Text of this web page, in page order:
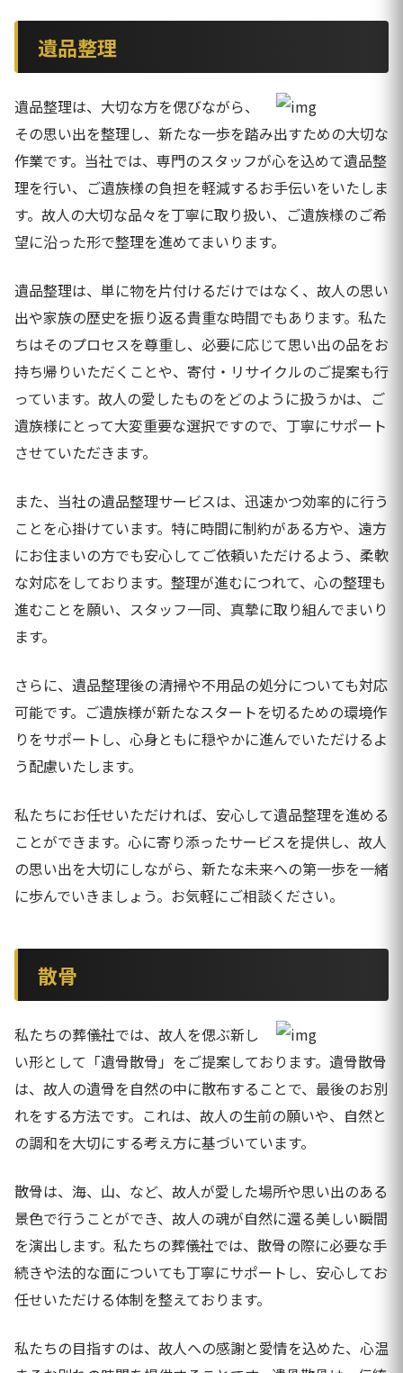
遺品整理
遺品整理は、大切な方を偲びながら、
その思い出を整理し、新たな一歩を踏み出すための大切な
作業です。当社では、専門のスタッフが心を込めて遺品整
理を行い、ご遺族様の負担を軽減するお手伝いをいたしま
す。故人の大切な品々を丁寧に取り扱い、ご遺族様のご希
望に沿った形で整理を進めてまいります。
遺品整理は、単に物を片付けるだけではなく、故人の思い
出や家族の歴史を振り返る貴重な時間でもあります。私た
ちはそのプロセスを尊重し、必要に応じて思い出の品をお
持ち帰りいただくことや、寄付・リサイクルのご提案も行
っています。故人の愛したものをどのように扱うかは、ご
遺族様にとって大変重要な選択ですので、丁寧にサポート
させていただきます。
また、当社の遺品整理サービスは、迅速かつ効率的に行う
ことを心掛けています。特に時間に制約がある方や、遠方
にお住まいの方でも安心してご依頼いただけるよう、柔軟
な対応をしております。整理が進むにつれて、心の整理も
進むことを願い、スタッフ一同、真摯に取り組んでまいり
ます。
さらに、遺品整理後の清掃や不用品の処分についても対応
可能です。ご遺族様が新たなスタートを切るための環境作
りをサポートし、心身ともに穏やかに進んでいただけるよ
う配慮いたします。
私たちにお任せいただければ、安心して遺品整理を進める
ことができます。心に寄り添ったサービスを提供し、故人
の思い出を大切にしながら、新たな未来への第一歩を一緒
に歩んでいきましょう。お気軽にご相談ください。
散骨
私たちの葬儀社では、故人を偲ぶ新し
い形として「遺骨散骨」をご提案しております。遺骨散骨
は、故人の遺骨を自然の中に散布することで、最後のお別
れをする方法です。これは、故人の生前の願いや、自然と
の調和を大切にする考え方に基づいています。
散骨は、海、山、など、故人が愛した場所や思い出のある
景色で行うことができ、故人の魂が自然に還る美しい瞬間
を演出します。私たちの葬儀社では、散骨の際に必要な手
続きや法的な面についても丁寧にサポートし、安心してお
任せいただける体制を整えております。
私たちの目指すのは、故人への感謝と愛情を込めた、心温